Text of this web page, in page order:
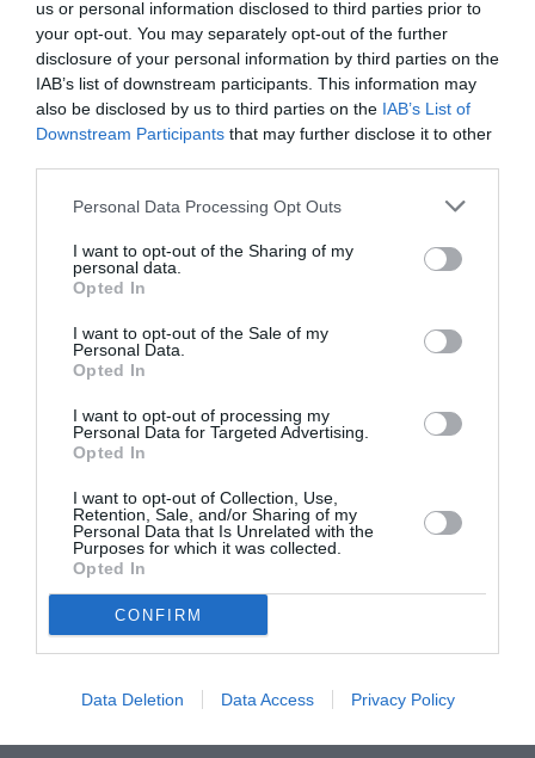
us or personal information disclosed to third parties prior to
your opt-out. You may separately opt-out of the further
disclosure of your personal information by third parties on the
IAB’s list of downstream participants. This information may
also be disclosed by us to third parties on the IAB’s List of
Downstream Participants that may further disclose it to other
Personal Data Processing Opt Outs
I want to opt-out of the Sharing of my
personal data.
Opted In
I want to opt-out of the Sale of my
Personal Data.
Opted In
I want to opt-out of processing my
Personal Data for Targeted Advertising.
Opted In
I want to opt-out of Collection, Use,
Retention, Sale, and/or Sharing of my
Personal Data that Is Unrelated with the
Purposes for which it was collected.
Opted In
CONFIRM
Data Deletion Data Access Privacy Policy
Appel aux lecteurs !
Soutenez Air Journal participezà son
développement !
19 h 23 sans escale : le Boeing 777F de National
Airlines relie l’Écosse à l’Australie
Badissi novembri a commenté l'article :
Nice–Corse : ces vols électriques qui se profilent à